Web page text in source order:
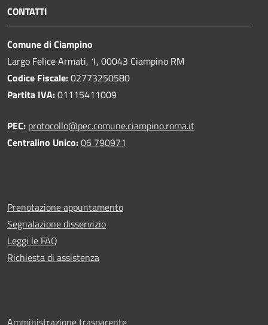
CONTATTI
Comune di Ciampino
Largo Felice Armati, 1, 00043 Ciampino RM
Codice Fiscale:02773250580
Partita IVA:01115411009
PEC: protocollo@pec.comune.ciampino.roma.it
Centralino Unico:06 790971
Prenotazione appuntamento
Segnalazione disservizio
Leggi le FAQ
Richiesta di assistenza
Amministrazione trasparente